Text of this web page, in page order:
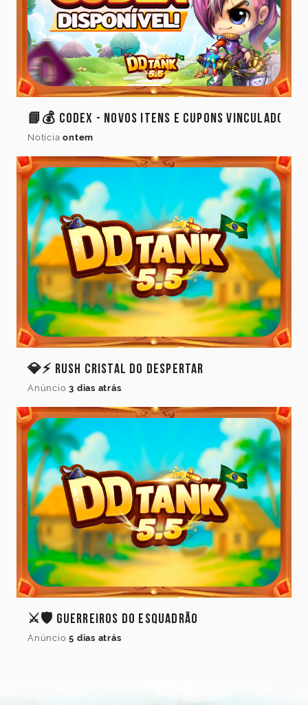
📘💰 Codex - Novos Itens e Cupons Vinculados
Notícia ontem
💎⚡ Rush Cristal do Despertar
Anúncio 3 dias atrás
⚔️🛡️ Guerreiros do Esquadrão
Anúncio 5 dias atrás